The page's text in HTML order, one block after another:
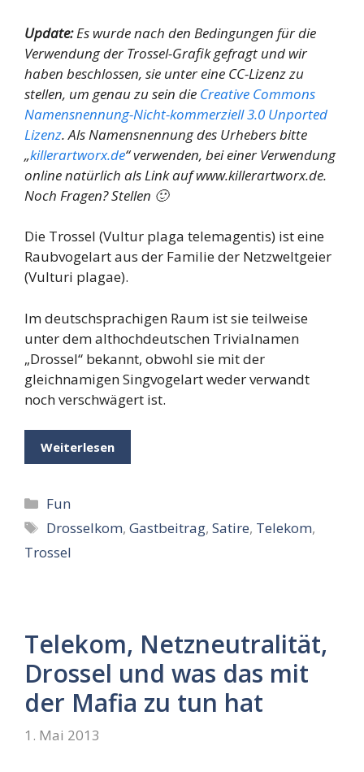
Update:Es wurde nach den Bedingungen für die
Verwendung der Trossel-Grafik gefragt und wir
haben beschlossen, sie unter eine CC-Lizenz zu
stellen, um genau zu sein die Creative Commons
Namensnennung-Nicht-kommerziell 3.0 Unported
Lizenz. Als Namensnennung des Urhebers bitte
„killerartworx.de“ verwenden, bei einer Verwendung
online natürlich als Link auf www.killerartworx.de.
Noch Fragen? Stellen 🙂
Die Trossel (Vultur plaga telemagentis) ist eine
Raubvogelart aus der Familie der Netzweltgeier
(Vulturi plagae).
Im deutschsprachigen Raum ist sie teilweise
unter dem althochdeutschen Trivialnamen
„Drossel“ bekannt, obwohl sie mit der
gleichnamigen Singvogelart weder verwandt
noch verschwägert ist.
Weiterlesen
Kategorien
Fun
Schlagwörter
Drosselkom,Gastbeitrag,Satire, Telekom,
Trossel
Telekom, Netzneutralität,
Drossel und was das mit
der Mafia zu tun hat
1. Mai 2013